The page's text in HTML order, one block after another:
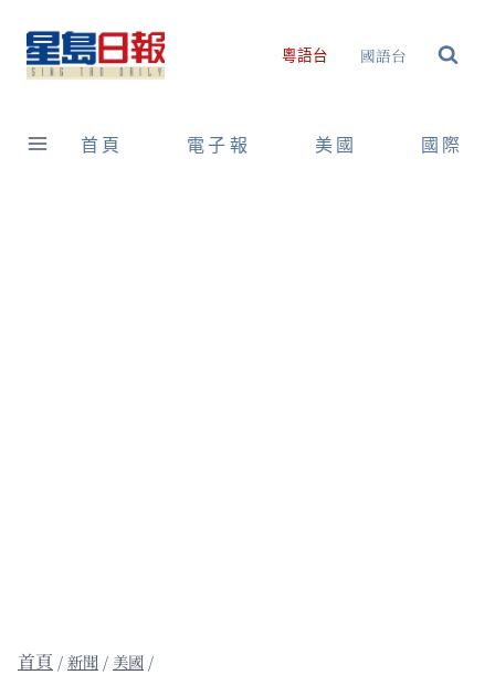
content
粵語台 國語台
首頁 電子報 美國 國際
/新聞 / 美國 /